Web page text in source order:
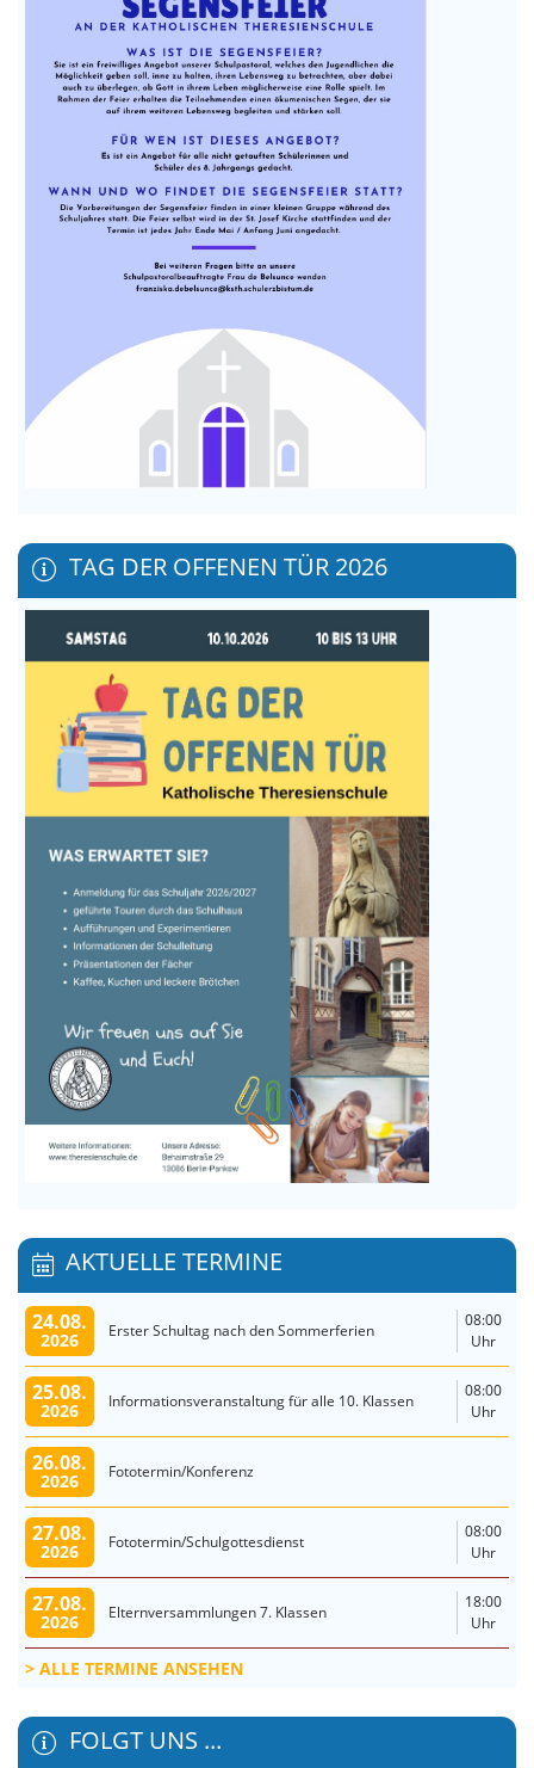
TAG DER OFFENEN TÜR 2026
AKTUELLE TERMINE
24.08.
2026 Erster Schultag nach den Sommerferien
08:00
Uhr
25.08.
2026 Informationsveranstaltung für alle 10. Klassen
08:00
Uhr
26.08.
2026 Fototermin/Konferenz
27.08.
2026 Fototermin/Schulgottesdienst
08:00
Uhr
27.08.
2026 Elternversammlungen 7. Klassen
18:00
Uhr
ALLE TERMINE ANSEHEN
FOLGT UNS ...